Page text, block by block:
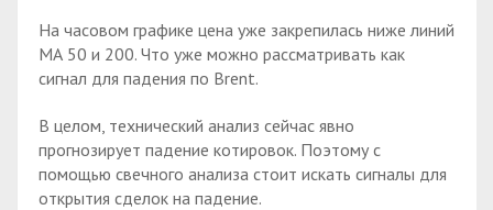
На часовом графике цена уже закрепилась ниже линий
МА 50 и 200. Что уже можно рассматривать как
сигнал для падения по Brent.
В целом, технический анализ сейчас явно
прогнозирует падение котировок. Поэтому с
помощью свечного анализа стоит искать сигналы для
открытия сделок на падение.